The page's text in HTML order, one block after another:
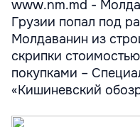
www.nm.md -
Грузии попал под
Молдаванин из
скрипки
покупками –
«Кишиневский